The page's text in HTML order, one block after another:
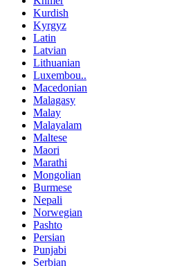
Kurdish
Kyrgyz
Latin
Latvian
Lithuanian
Luxembou..
Macedonian
Malagasy
Malay
Malayalam
Maltese
Maori
Marathi
Mongolian
Burmese
Nepali
Norwegian
Pashto
Persian
Punjabi
Serbian